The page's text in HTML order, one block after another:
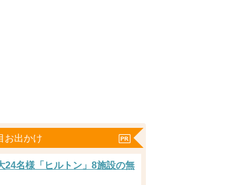
お出かけ
24名様「ヒルトン」8施設の無